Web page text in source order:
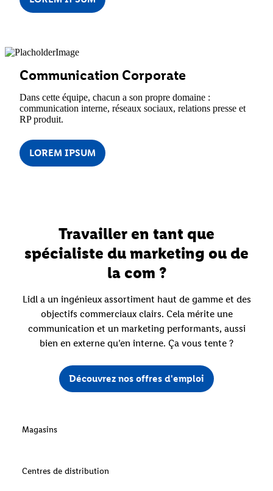
Communication Corporate
Dans cette équipe, chacun a son propre domaine :
communication interne, réseaux sociaux, relations presse et
RP produit.
LOREM IPSUM
Travailler en tant que
spécialiste du marketing ou de
la com ?
Lidl a un ingénieux assortiment haut de gamme et des
objectifs commerciaux clairs. Cela mérite une
communication et un marketing performants, aussi
bien en externe qu’en interne. Ça vous tente ?
Découvrez nos offres d'emploi
Magasins
Centres de distribution